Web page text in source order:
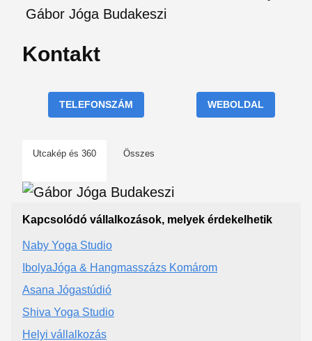
Gábor Jóga Budakeszi
Kontakt
TELEFONSZÁM WEBOLDAL
Utcakép és 360 Összes
Kapcsolódó vállalkozások, melyek érdekelhetik
Naby Yoga Studio
IbolyaJóga & Hangmasszázs Komárom
Asana Jógastúdió
Shiva Yoga Studio
Helyi vállalkozás